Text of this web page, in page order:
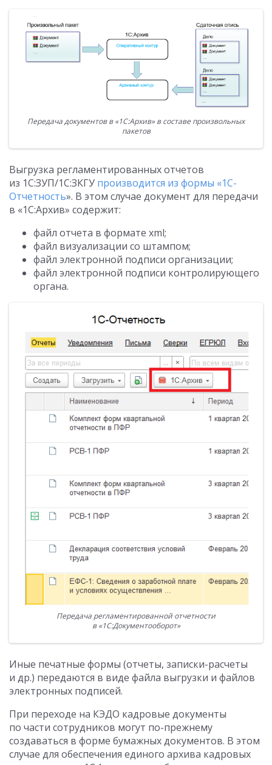
Передача документов в «1С:Архив» в составе произвольных
пакетов
Выгрузка регламентированных отчетов
из 1С:ЗУП/1С:ЗКГУ производится из формы «1С-
Отчетность». В этом случае документ для передачи
в «1С:Архив» содержит:
файл отчета в формате xml;
файл визуализации со штампом;
файл электронной подписи организации;
файл электронной подписи контролирующего
органа.
Передача регламентированной отчетности
в «1С:Документооборот»
Иные печатные формы (отчеты, записки-расчеты
и др.) передаются в виде файла выгрузки и файлов
электронных подписей.
При переходе на КЭДО кадровые документы
по части сотрудников могут по-прежнему
создаваться в форме бумажных документов. В этом
случае для обеспечения единого архива кадровых